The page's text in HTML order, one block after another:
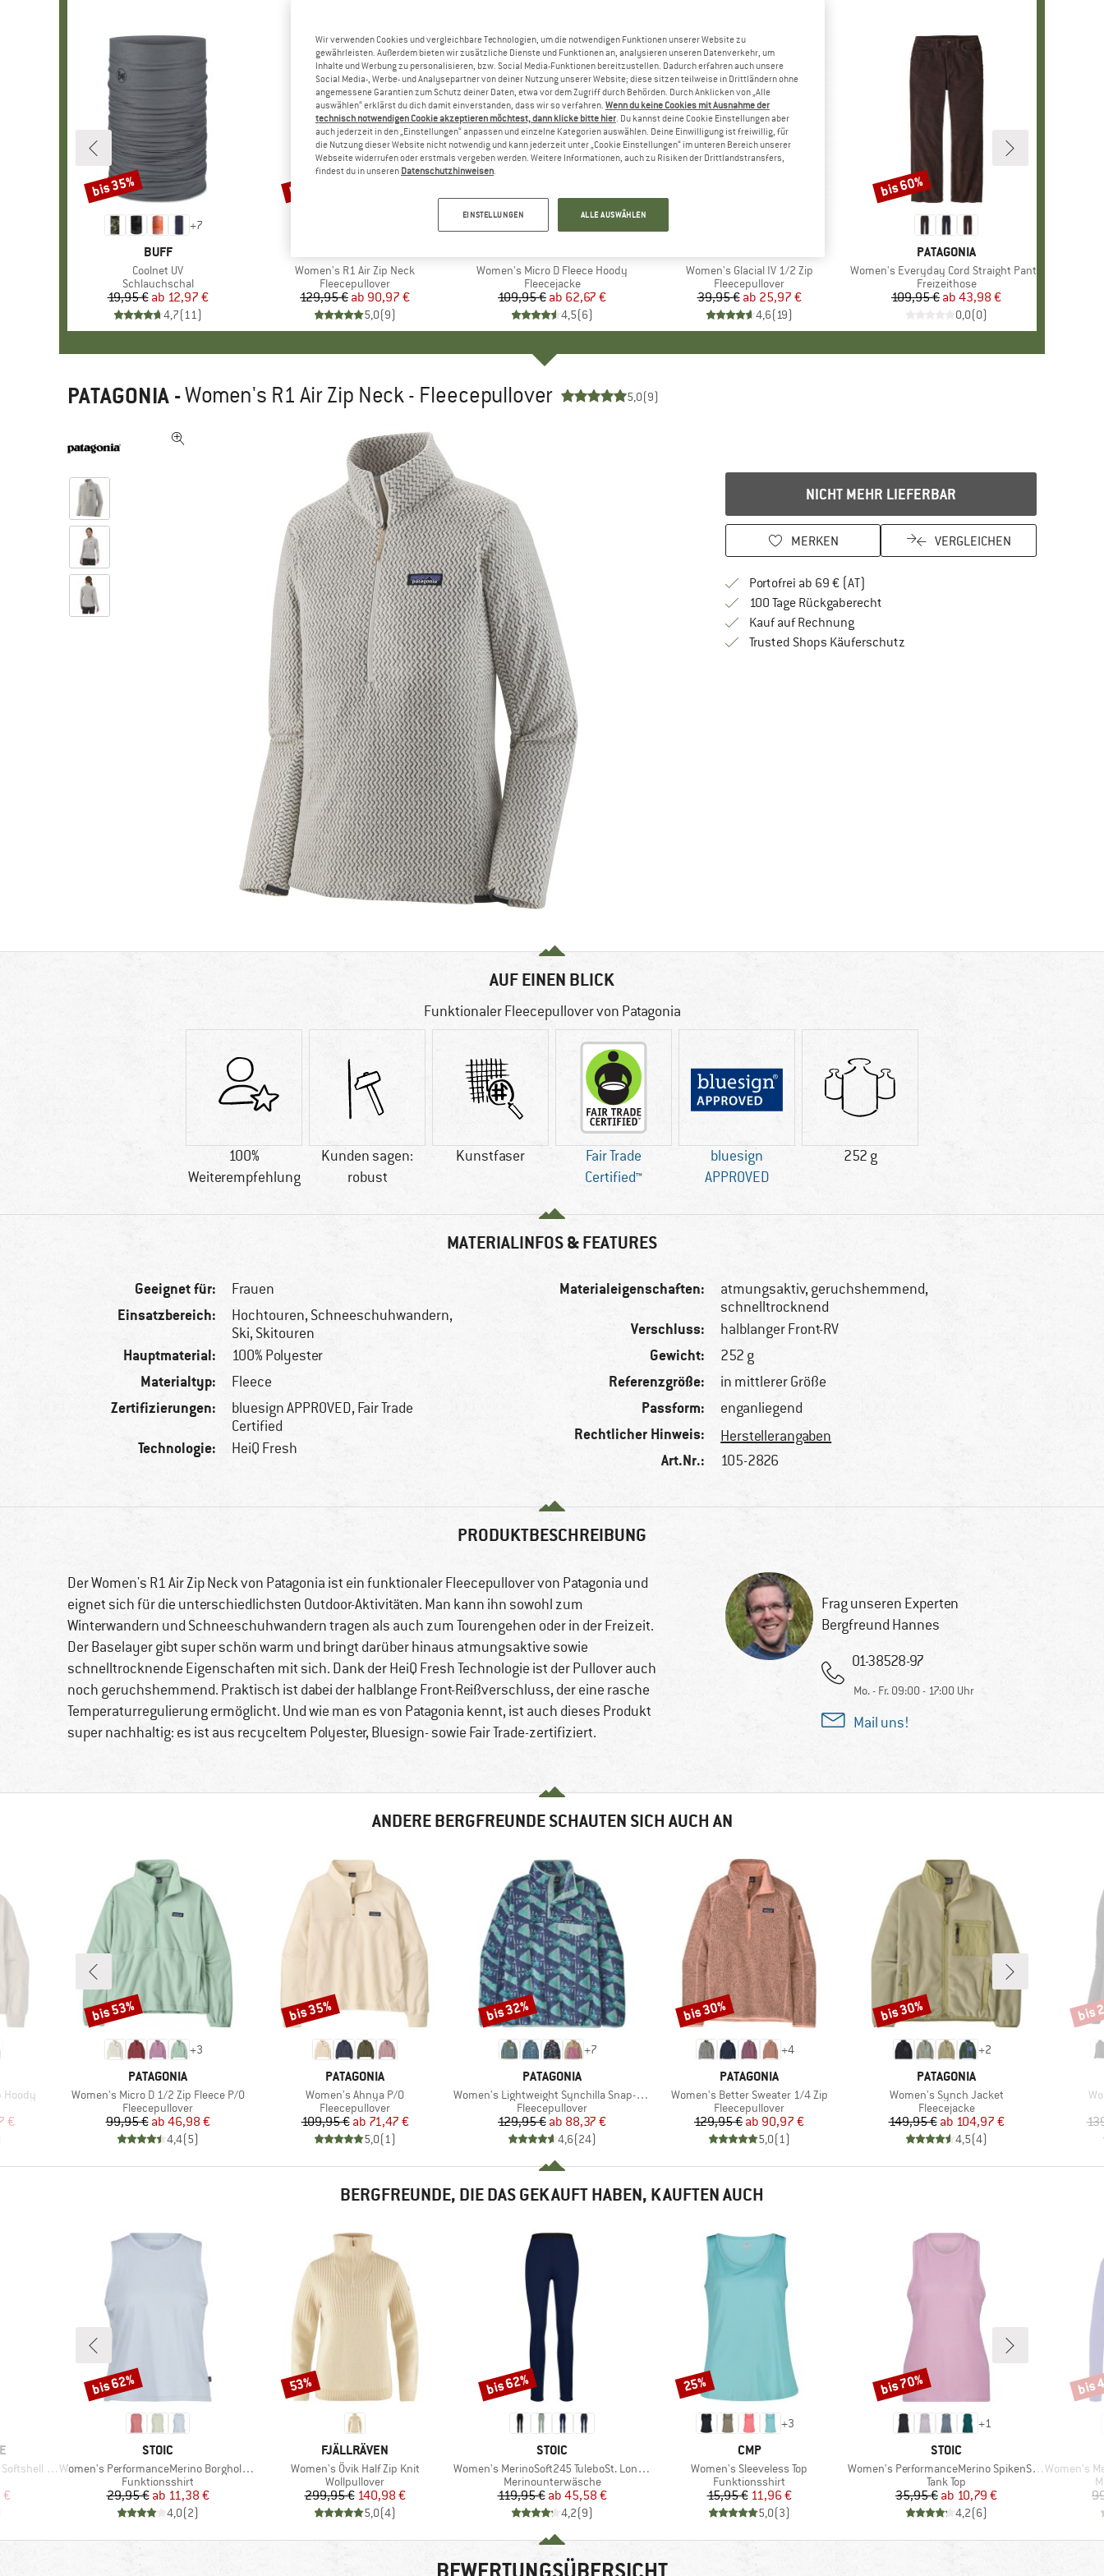
+7
MARKE
BUFF
Artikel
Coolnet UV
Produktgruppe
Schlauchschal
Preis
19,95 € reduzierter Preis
ab 12,97 €
4,7(11)
Rabatt
bis 35%
Artikel
Women's R1 Air Zip Neck
Produktgruppe
Fleecepullover
Preis
129,95 € reduzierter Preis
ab 90,97 €
5,0(9)
Rabatt
bis 30%
Artikel
Women's Micro D Fleece Hoody
Produktgruppe
Fleecejacke
Preis
109,95 € reduzierter Preis
ab 62,67 €
4,5(6)
Artikel
Women's Glacial IV 1/2 Zip
Produktgruppe
Fleecepullover
Preis
39,95 € reduzierter Preis
ab 25,97 €
4,6(19)
MARKE
PATAGONIA
Artikel
Women's Everyday Cord Straight Pants
Produktgruppe
Freizeithose
Preis
109,95 € reduzierter Preis
ab 43,98 €
0,0(0)
Rabatt
bis 60%
PATAGONIA -Women's R1 Air Zip Neck - Fleecepullover 5,0(9)
NICHT MEHR LIEFERBAR
MERKEN VERGLEICHEN
Portofrei ab 69 € (AT)
100 Tage RückgaberechtGehe hier zu den Rückgabe-Richtlinien
Kauf auf RechnungFinde die Zahlungs-Infos hier! Öffnet sich in
Trusted Shops KäuferschutzFinde alle Infos hier!
AUF EINEN BLICK
Funktionaler Fleecepullover von Patagonia
100%
Weiterempfehlung
Kunden sagen:
robust
Kunstfaser
Fair Trade
Certified™
bluesign
APPROVED
252 g
MATERIALINFOS & FEATURES
Geeignet für: Frauen
Einsatzbereich:
Hochtouren, Schneeschuhwandern,
Ski, Skitouren
Hauptmaterial: 100% Polyester
Materialtyp: Fleece
Zertifizierungen:
bluesign APPROVED, Fair Trade
Certified
Technologie: HeiQ Fresh
Materialeigenschaften:
atmungsaktiv, geruchshemmend,
schnelltrocknend
Verschluss: halblanger Front-RV
Gewicht: 252 g
Referenzgröße: in mittlerer Größe
Passform: enganliegend
Rechtlicher Hinweis: Herstellerangaben
Art.Nr.: 105-2826
PRODUKTBESCHREIBUNG
Der Women's R1 Air Zip Neck von Patagonia ist ein funktionaler Fleecepullover von Patagonia und
eignet sich für die unterschiedlichsten Outdoor-Aktivitäten. Man kann ihn sowohl zum
Winterwandern und Schneeschuhwandern tragen als auch zum Tourengehen oder in der Freizeit.
Der Baselayer gibt super schön warm und bringt darüber hinaus atmungsaktive sowie
schnelltrocknende Eigenschaften mit sich. Dank der HeiQ Fresh Technologie ist der Pullover auch
noch geruchshemmend. Praktisch ist dabei der halblange Front-Reißverschluss, der eine rasche
Temperaturregulierung ermöglicht. Und wie man es von Patagonia kennt, ist auch dieses Produkt
super nachhaltig: es ist aus recyceltem Polyester, Bluesign- sowie Fair Trade-zertifiziert.
Frag unseren Experten
Bergfreund Hannes
01-38528-97
Mo. - Fr. 09:00 - 17:00 Uhr
Mail uns!
ANDERE BERGFREUNDE SCHAUTEN SICH AUCH AN
Hoody
Preis
€
+3
MARKE
PATAGONIA
Artikel
Women's Micro D 1/2 Zip Fleece P/O
Produktgruppe
Fleecepullover
Preis
99,95 € reduzierter Preis
ab 46,98 €
4,4(5)
Rabatt
bis 53%
MARKE
PATAGONIA
Artikel
Women's Ahnya P/O
Produktgruppe
Fleecepullover
Preis
109,95 € reduzierter Preis
ab 71,47 €
5,0(1)
Rabatt
bis 35%
+7
MARKE
PATAGONIA
Artikel
Women's Lightweight Synchilla Snap-T Fleece Pullover
Produktgruppe
Fleecepullover
Preis
129,95 € reduzierter Preis
ab 88,37 €
4,6(24)
Rabatt
bis 32%
+4
MARKE
PATAGONIA
Artikel
Women's Better Sweater 1/4 Zip
Produktgruppe
Fleecepullover
Preis
129,95 € reduzierter Preis
ab 90,97 €
5,0(1)
Rabatt
bis 30%
+2
MARKE
PATAGONIA
Artikel
Women's Synch Jacket
Produktgruppe
Fleecejacke
Preis
149,95 € reduzierter Preis
ab 104,97 €
4,5(4)
Rabatt
bis 30% bis
BERGFREUNDE, DIE DAS GEKAUFT HABEN, KAUFTEN AUCH
Pant
Preis
€
MARKE
STOIC
Artikel
Women's PerformanceMerino BorgholmSt. Tank
Produktgruppe
Funktionsshirt
Preis
29,95 € reduzierter Preis
ab 11,38 €
4,0(2)
Rabatt
bis 62%
MARKE
FJÄLLRÄVEN
Artikel
Women's Övik Half Zip Knit
Produktgruppe
Wollpullover
Preis
299,95 €reduzierter Preis
140,98 €
5,0(4)
Rabatt
53%
MARKE
STOIC
Artikel
Women's MerinoSoft245 TuleboSt. Long Pants
Produktgruppe
Merinounterwäsche
Preis
119,95 € reduzierter Preis
ab 45,58 €
4,2(9)
Rabatt
bis 62%
+3
MARKE
CMP
Artikel
Women's Sleeveless Top
Produktgruppe
Funktionsshirt
Preis
15,95 €reduzierter Preis
11,96 €
5,0(3)
Rabatt
25%
+1
MARKE
STOIC
Artikel
Women's PerformanceMerino SpikenSt. Tank
Produktgruppe
Tank Top
Preis
35,95 € reduzierter Preis
ab 10,79 €
4,2(6)
Rabatt
bis 70%
Artikel
Women's
bis
Wir verwenden Cookies und vergleichbare Technologien, um die notwendigen Funktionen unserer Website zu
gewährleisten. Außerdem bieten wir zusätzliche Dienste und Funktionen an, analysieren unseren Datenverkehr, um
Inhalte und Werbung zu personalisieren, bzw. Social Media-Funktionen bereitzustellen. Dadurch erfahren auch unsere
Social Media-, Werbe- und Analysepartner von deiner Nutzung unserer Website; diese sitzen teilweise in Drittländern ohne
angemessene Garantien zum Schutz deiner Daten, etwa vor dem Zugriff durch Behörden. Durch Anklicken von „Alle
auswählen“ erklärst du dich damit einverstanden, dass wir so verfahren. Wenn du keine Cookies mit Ausnahme der
technisch notwendigen Cookie akzeptieren möchtest, dann klicke bitte hier. Du kannst deine Cookie Einstellungen aber
auch jederzeit in den „Einstellungen“ anpassen und einzelne Kategorien auswählen. Deine Einwilligung ist freiwillig, für
die Nutzung dieser Website nicht notwendig und kann jederzeit unter „Cookie Einstellungen“ im unteren Bereich unserer
Webseite widerrufen oder erstmals vergeben werden. Weitere Informationen, auch zu Risiken der Drittlandstransfers,
findest du in unseren Datenschutzhinweisen.
EINSTELLUNGEN ALLE AUSWÄHLEN